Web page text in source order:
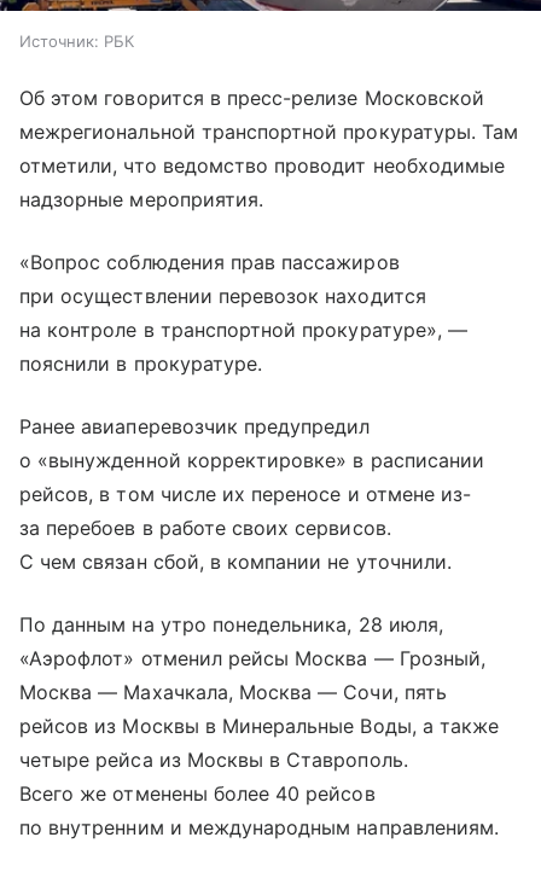
Источник: РБК
Об этом говорится в пресс-релизе Московской
межрегиональной транспортной прокуратуры. Там
отметили, что ведомство проводит необходимые
надзорные мероприятия.
«Вопрос соблюдения прав пассажиров
при осуществлении перевозок находится
на контроле в транспортной прокуратуре», —
пояснили в прокуратуре.
Ранее авиаперевозчик предупредил
о «вынужденной корректировке» в расписании
рейсов, в том числе их переносе и отмене из-
за перебоев в работе своих сервисов.
С чем связан сбой, в компании не уточнили.
По данным на утро понедельника, 28 июля,
«Аэрофлот» отменил рейсы Москва — Грозный,
Москва — Махачкала, Москва — Сочи, пять
рейсов из Москвы в Минеральные Воды, а также
четыре рейса из Москвы в Ставрополь.
Всего же отменены более 40 рейсов
по внутренним и международным направлениям.